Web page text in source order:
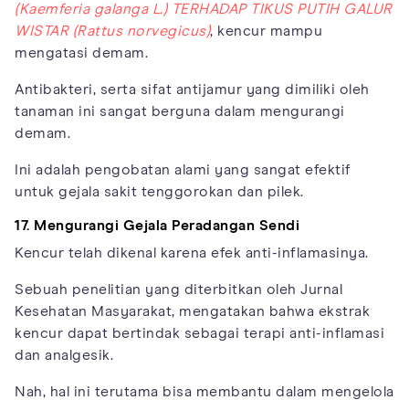
(Kaemferia galanga L.) TERHADAP TIKUS PUTIH GALUR
WISTAR (Rattus norvegicus), kencur mampu
mengatasi demam.
Antibakteri, serta sifat antijamur yang dimiliki oleh
tanaman ini sangat berguna dalam mengurangi
demam.
Ini adalah pengobatan alami yang sangat efektif
untuk gejala sakit tenggorokan dan pilek.
17. Mengurangi Gejala Peradangan Sendi
Kencur telah dikenal karena efek anti-inflamasinya.
Sebuah penelitian yang diterbitkan oleh Jurnal
Kesehatan Masyarakat, mengatakan bahwa ekstrak
kencur dapat bertindak sebagai terapi anti-inflamasi
dan analgesik.
Nah, hal ini terutama bisa membantu dalam mengelola